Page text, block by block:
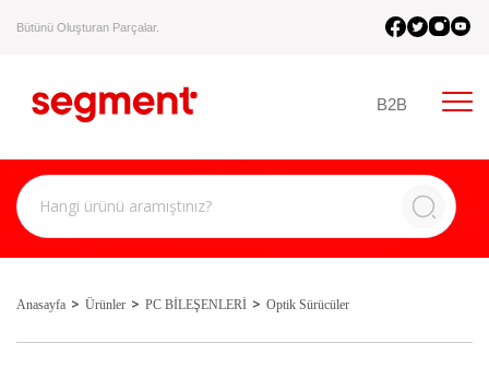
Bütünü Oluşturan Parçalar.
B2B
Anasayfa Ürünler PC BİLEŞENLERİ Optik Sürücüler